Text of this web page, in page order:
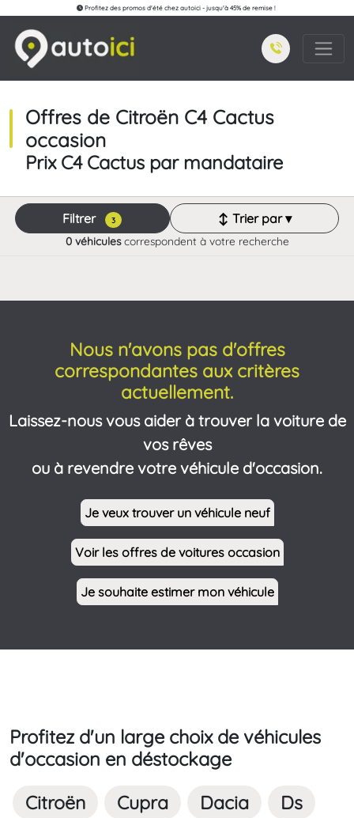
Profitez des promos d'été chez autoici - jusqu'à 45% de remise !
Offres de Citroën C4 Cactus
occasion
Prix C4 Cactus par mandataire
Filtrer 3 ↕ Trier par ▾
0 véhiculescorrespondent à votre recherche
Nous n'avons pas d'offres
correspondantes aux critères
actuellement.
Laissez-nous vous aider à trouver la voiture de
vos rêves
ou à revendre votre véhicule d'occasion.
Je veux trouver un véhicule neuf
Voir les offres de voitures occasion
Je souhaite estimer mon véhicule
Profitez d'un large choix de véhicules
d'occasion en déstockage
Citroën Cupra Dacia
Ds